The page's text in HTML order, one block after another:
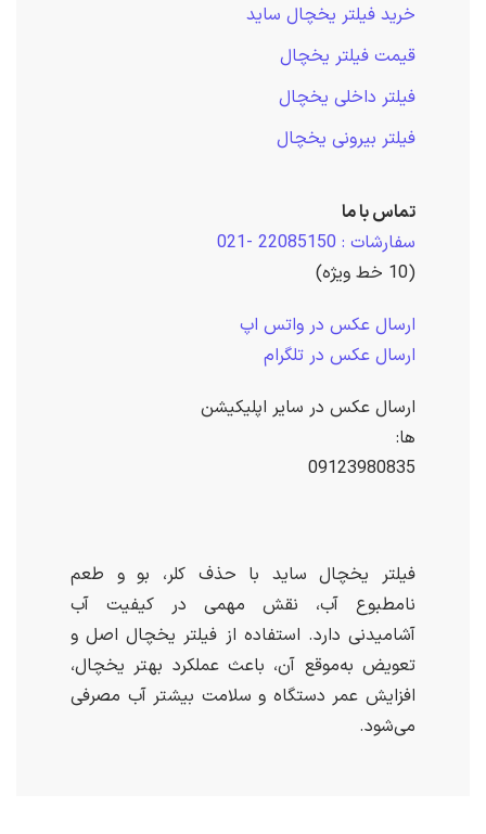
خرید فیلتر یخچال ساید
قیمت فیلتر یخچال
فیلتر داخلی یخچال
فیلتر بیرونی یخچال
تماس با ما
سفارشات : 22085150 -021
(10 خط ویژه)
ارسال عکس در واتس اپ
ارسال عکس در تلگرام
ارسال عکس در سایر اپلیکیشن
ها:
09123980835
فیلتر یخچال ساید با حذف کلر، بو و طعم
نامطبوع آب، نقش مهمی در کیفیت آب
آشامیدنی دارد. استفاده از فیلتر یخچال اصل و
تعویض به‌موقع آن، باعث عملکرد بهتر یخچال،
افزایش عمر دستگاه و سلامت بیشتر آب مصرفی
می‌شود.